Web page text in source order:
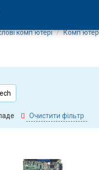
комп`ютері
Очистити фільтр